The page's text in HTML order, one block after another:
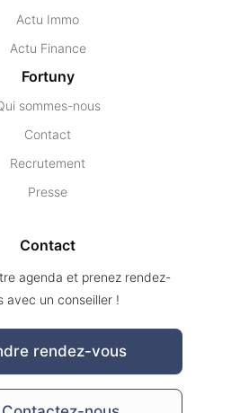
Actu Immo
Actu Finance
Fortuny
sommes-nous
Contact
Recrutement
Presse
Contact
agenda et prenez rendez-
avec un conseiller !
rendez-vous